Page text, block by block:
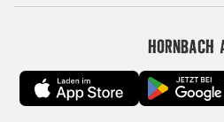
HORNBACH